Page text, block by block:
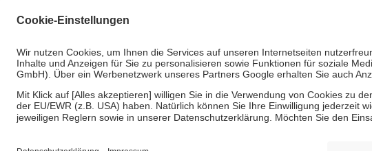
Diese Regeln gelten grundsätzlich auch für Online-Apotheken.
Um das Engagement der Versicherten für ihre eigene Gesundheit zu stärken und
• Kindern und Jugendlichen bis zum vollendeten 18. Lebensjahr mit Ausnahme der
• Untersuchungen zur Vorsorge und Früherkennung, die von der GKV getragen
• empfohlenen Schutzimpfungen
• Harn- und Blutteststreifen
Informationen findest du hier: https://help.etrusted.com/hc/de/articles/